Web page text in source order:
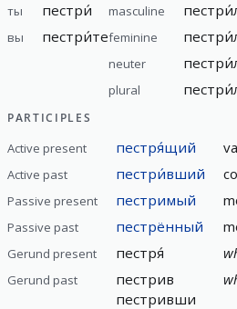
ты
пестри́
вы пестри́те
masculine
feminine
neuter
plural
PARTICIPLES
Active present пестря́щий
Active past пестри́вший
Passive present пестримый
Passive past пестрённый
Gerund present пестря́
Gerund past
пестрив
пестривши